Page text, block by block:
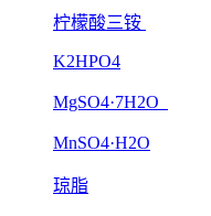
柠檬酸三铵
K2HPO4
MgSO4·7H2O
MnSO4·H2O
琼脂